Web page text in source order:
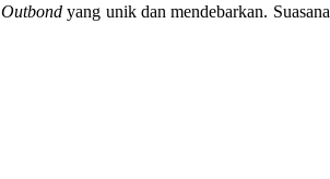
Outbondyang unik dan mendebarkan. Suasana